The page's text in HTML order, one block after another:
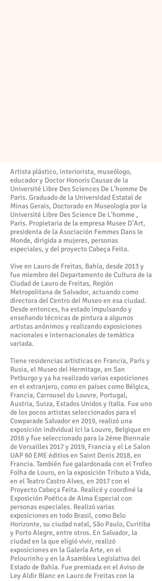
Artista plástico, interiorista, museólogo,
educador y Doctor Honoris Causas de la
Université Libre Des Sciences De L'homme De
Paris. Graduado de la Universidad Estatal de
Minas Gerais, Doctorado en Museología por la
Université Libre Des Science De L'homme ,
Paris. Propietaria de la empresa Musee D'Art,
presidenta de la Asociación Femmes Dans le
Monde, dirigida a mujeres, personas
especiales, y del proyecto Cabeça Feita.
Vive en Lauro de Freitas, Bahía, desde 2013 y
fue miembro del Departamento de Cultura de la
Ciudad de Lauro de Freitas, Región
Metropolitana de Salvador, actuando como
directora del Centro del Museo en esa ciudad.
Desde entonces, ha estado impulsando y
enseñando técnicas de pintura a algunos
artistas anónimos y realizando exposiciones
nacionales e internacionales de temática
variada.
Tiene residencias artísticas en Francia, París y
Rusia, el Museo del Hermitage, en San
Petburgo y ya ha realizado varias exposiciones
en el extranjero, como en países como Bélgica,
Francia, Carrousel du Louvre, Portugal,
Austria, Suiza, Estados Unidos y Italia. Fue uno
de los pocos artistas seleccionados para el
Cowparade Salvador en 2019, realizó una
exposición individual Ici la Louvre, Belgique en
2016 y fue seleccionado para la 2éme Biennale
de Versailles 2017 y 2019, Francia y el Le Salon
UAP 60 EME éditios en Saint Denis 2018, en
Francia. También fue galardonada con el Trofeo
Folha de Louro, en la exposición Tributo a Vida,
en el Teatro Castro Alves, en 2017 con el
Proyecto Cabeça Feita. Realicé y coordiné la
Exposición Poética de Alma Especial con
personas especiales. Realizó varias
exposiciones en todo Brasil, como Belo
Horizonte, su ciudad natal, São Paulo, Curitiba
y Porto Alegre, entre otros. En Salvador, la
ciudad en la que eligió vivir, realizó
exposiciones en la Galería Arte, en el
Pelourinho y en la Asamblea Legislativa del
Estado de Bahía. Fue premiada en el Aviso de
Ley Aldir Blanc en Lauro de Freitas con la